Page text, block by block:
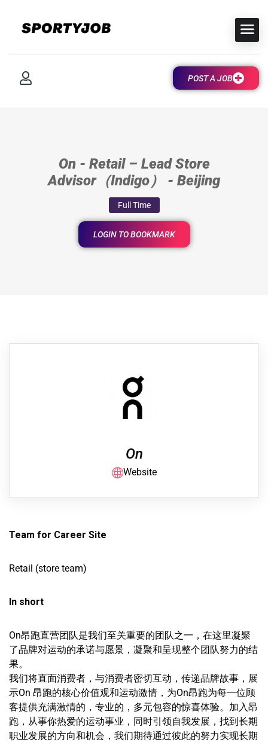
POST A JOB
On - Retail – Lead Store
Advisor（Indigo） - Beijing
Full Time
LOGIN TO BOOKMARK
On
Website
Team for Career Site
Retail (store team)
In short
On昂跑直营团队是我们至关重要的团队之一，在这里凝聚
了品牌对运动的承诺与愿景，凝聚和呈现整个团队努力的结
果。
我们将直面消费者，与消费者密切互动，传递品牌故事，展
示On 昂跑的核心价值观和运动激情，为On昂跑为每一位顾
客提供充满激情的，专业的，多元包容的惊喜体验。加入昂
跑，从事你热爱的运动事业，同时引领自我发展，找到长期
职业发展的方向和机会，我们期待通过彼此的努力实现长期